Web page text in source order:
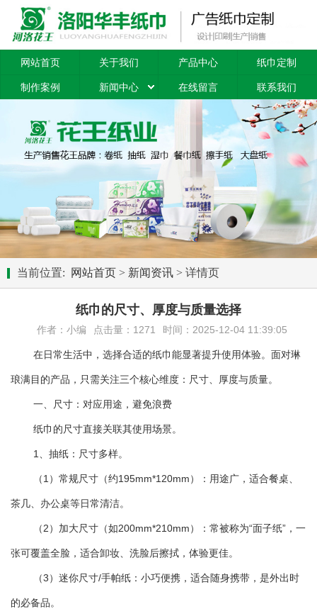
网站首页 关于我们 产品中心 纸巾定制
制作案例 新闻中心 在线留言 联系我们
当前位置: 网站首页 > 新闻资讯 > 详情页
纸巾的尺寸、厚度与质量选择
作者：小编 点击量：1271 时间：2025-12-04 11:39:05
在日常生活中，选择合适的纸巾能显著提升使用体验。面对琳
琅满目的产品，只需关注三个核心维度：尺寸、厚度与质量。
一、尺寸：对应用途，避免浪费
纸巾的尺寸直接关联其使用场景。
1、抽纸：尺寸多样。
（1）常规尺寸（约195mm*120mm）：用途广，适合餐桌、
茶几、办公桌等日常清洁。
（2）加大尺寸（如200mm*210mm）：常被称为“面子纸”，一
张可覆盖全脸，适合卸妆、洗脸后擦拭，体验更佳。
（3）迷你尺寸/手帕纸：小巧便携，适合随身携带，是外出时
的必备品。